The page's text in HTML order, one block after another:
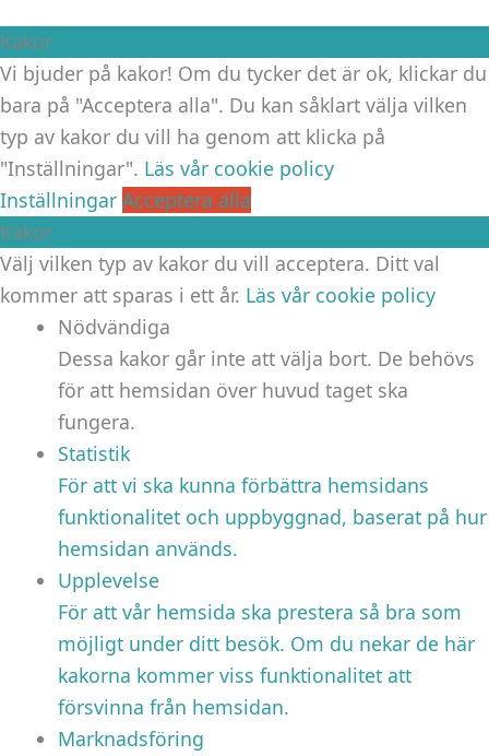
Kakor
Vi bjuder på kakor! Om du tycker det är ok, klickar du
bara på "Acceptera alla". Du kan såklart välja vilken
typ av kakor du vill ha genom att klicka på
"Inställningar". Läs vår cookie policy
Inställningar Acceptera alla
Kakor
Välj vilken typ av kakor du vill acceptera. Ditt val
kommer att sparas i ett år. Läs vår cookie policy
Nödvändiga
Dessa kakor går inte att välja bort. De behövs
för att hemsidan över huvud taget ska
fungera.
Statistik
För att vi ska kunna förbättra hemsidans
funktionalitet och uppbyggnad, baserat på hur
hemsidan används.
Upplevelse
För att vår hemsida ska prestera så bra som
möjligt under ditt besök. Om du nekar de här
kakorna kommer viss funktionalitet att
försvinna från hemsidan.
Marknadsföring